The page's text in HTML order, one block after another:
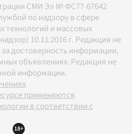
СМИ Эл № ФС77-67642
по надзору в сфере
технологий и массовых
10.11.2016 г. Редакция не
достоверность информации,
объявлениях. Редакция не
информации.
применяются
в соответствии с
18+